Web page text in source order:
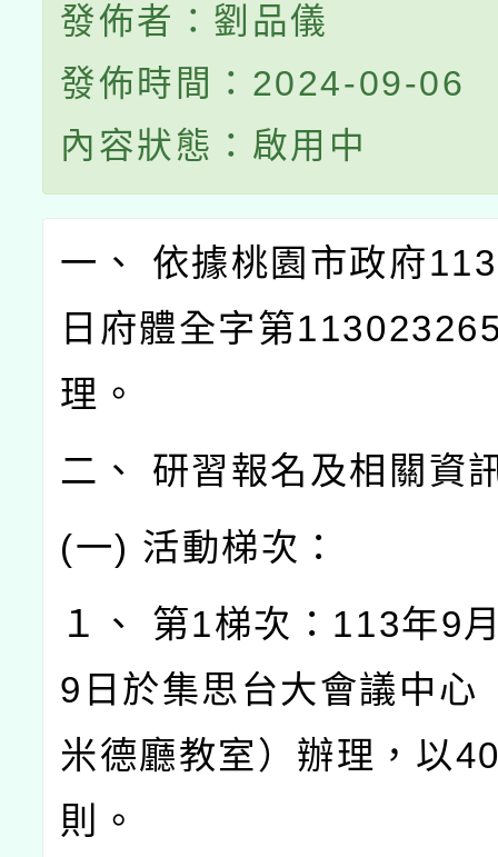
發佈者：劉品儀
發佈時間：2024-09-06
內容狀態：啟用中
一、 依據桃園市政府
日府體全字第
理。
二、 研習報名及相關資
(一) 活動梯次：
１、 第1梯次：113年9
9日於集思台大會議中心
米德廳教室）辦理，以
則。